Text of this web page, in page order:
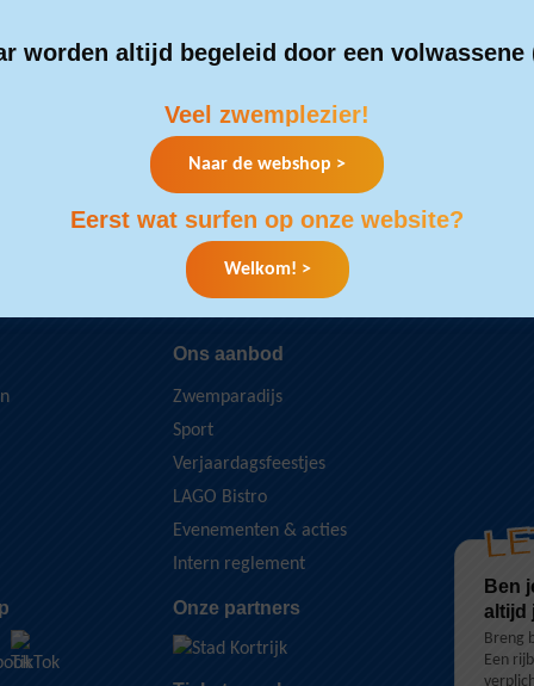
Ben
altijd
Breng
Een
worden altijd begeleid door een volwassene
Veel zwemplezier!
Naar de webshop >
Eerst wat surfen op onze website?
Welkom! >
12 jaar voor bezoekersregistratie aan de kassa. Een rijbewijs is
Ons aanbod
Zwemparadijs
Sport
Verjaardagsfeestjes
LAGO Bistro
Evenementen & acties
Intern reglement
Onze partners